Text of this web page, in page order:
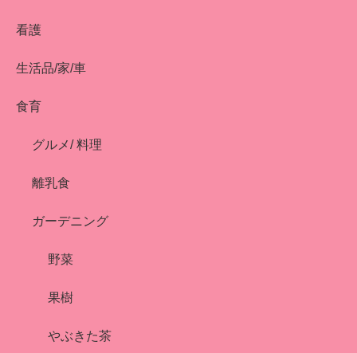
看護
生活品/家/車
食育
グルメ/ 料理
離乳食
ガーデニング
野菜
果樹
やぶきた茶